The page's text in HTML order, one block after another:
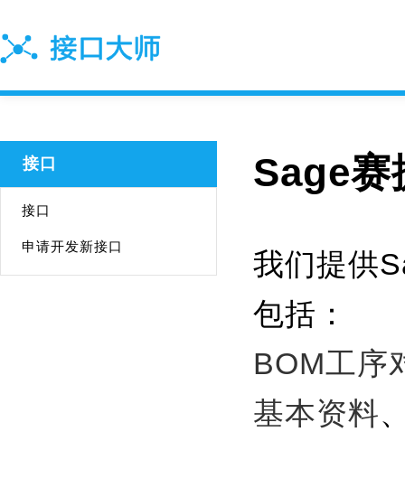
接口
接口
申请开发新接口
Sage赛
我们提供
包括：
BOM工序
基本资料